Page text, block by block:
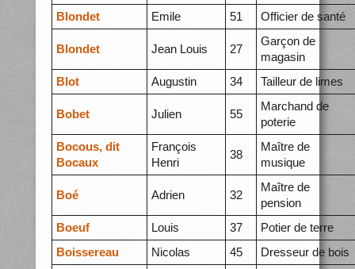
Blondet
Emile 51 Officier de santé
Blondet Jean Louis 27
Garçon de
magasin
Blot
Augustin 34 Tailleur de limes
Bobet Julien 55
Marchand de
poterie
Bocous, dit
Bocaux
François
Henri
38
Maître de
musique
Boé Adrien 32
Maître de
pension
Boeuf
Louis 37
Potier de terre
Boissereau
Nicolas 45 Dresseur de bois